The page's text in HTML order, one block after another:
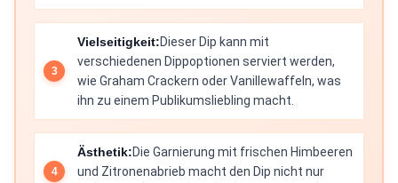
Vielseitigkeit:Dieser Dip kann mit
verschiedenen Dippoptionen serviert werden,
wie Graham Crackern oder Vanillewaffeln, was
ihn zu einem Publikumsliebling macht.
Ästhetik:Die Garnierung mit frischen Himbeeren
und Zitronenabrieb macht den Dip nicht nur